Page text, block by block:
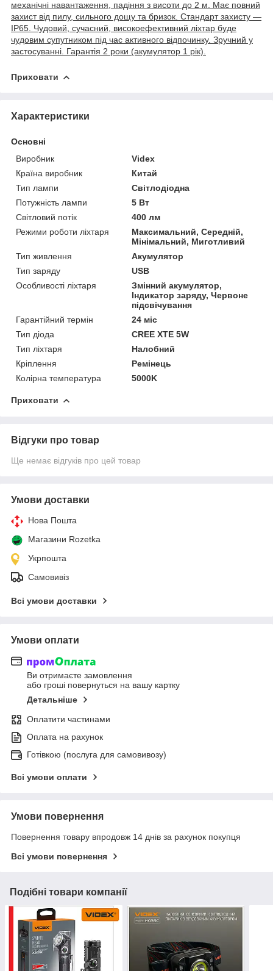
механічні навантаження, падіння з висоти до 2 м. Має повний
захист від пилу, сильного дощу та бризок. Стандарт захисту —
IP65. Чудовий, сучасний, високоефективний ліхтар буде
чудовим супутником під час активного відпочинку. Зручний у
застосуванні. Гарантія 2 роки (акумулятор 1 рік).
Приховати
Характеристики
Основні
Виробник
Videx
Країна виробник
Китай
Тип лампи
Світлодіодна
Потужність лампи
5 Вт
Світловий потік
400 лм
Режими роботи ліхтаря
Максимальний, Середній,
Мінімальний, Миготливий
Тип живлення
Акумулятор
Тип заряду
USB
Особливості ліхтаря
Змінний акумулятор,
Індикатор заряду, Червоне
підсвічування
Гарантійний термін
24 міс
Тип діода
CREE XTE 5W
Тип ліхтаря
Налобний
Кріплення
Ремінець
Колірна температура
5000K
Приховати
Відгуки про товар
Ще немає відгуків про цей товар
Умови доставки
Нова Пошта
Магазини Rozetka
Укрпошта
Самовивіз
Всі умови доставки
Умови оплати
Ви отримаєте замовлення
або гроші повернуться на вашу картку
Детальніше
Оплатити частинами
Оплата на рахунок
Готівкою (послуга для самовивозу)
Всі умови оплати
Умови повернення
Повернення товару впродовж 14 днів за рахунок покупця
Всі умови повернення
Подібні товари компанії